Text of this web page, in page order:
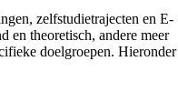
zelfstudietrajecten en E-
en theoretisch, andere meer
doelgroepen. Hieronder